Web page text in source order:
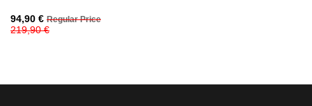
Special
Price
94,90 € Regular Price
219,90 €